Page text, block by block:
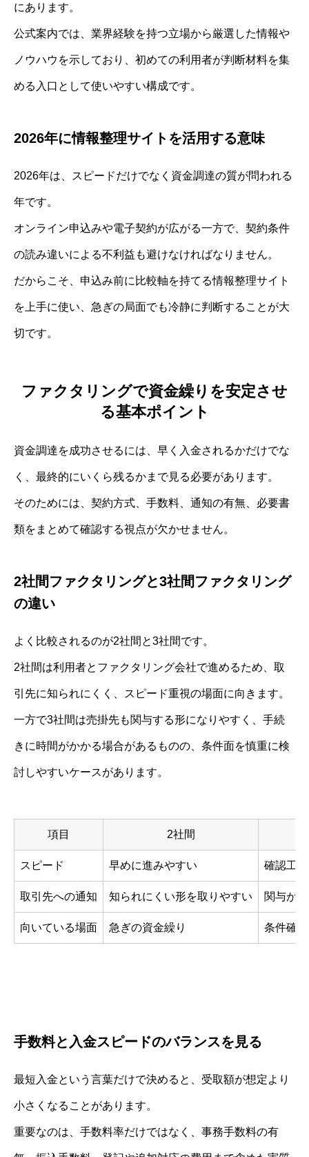
にあります。
公式案内では、業界経験を持つ立場から厳選した情報や
ノウハウを示しており、初めての利用者が判断材料を集
める入口として使いやすい構成です。
2026年に情報整理サイトを活用する意味
2026年は、スピードだけでなく資金調達の質が問われる
年です。
オンライン申込みや電子契約が広がる一方で、契約条件
の読み違いによる不利益も避けなければなりません。
だからこそ、申込み前に比較軸を持てる情報整理サイト
を上手に使い、急ぎの局面でも冷静に判断することが大
切です。
ファクタリングで資金繰りを安定させ
る基本ポイント
資金調達を成功させるには、早く入金されるかだけでな
く、最終的にいくら残るかまで見る必要があります。
そのためには、契約方式、手数料、通知の有無、必要書
類をまとめて確認する視点が欠かせません。
2社間ファクタリングと3社間ファクタリング
の違い
よく比較されるのが2社間と3社間です。
2社間は利用者とファクタリング会社で進めるため、取
引先に知られにくく、スピード重視の場面に向きます。
一方で3社間は売掛先も関与する形になりやすく、手続
きに時間がかかる場合があるものの、条件面を慎重に検
討しやすいケースがあります。
項目 2社間
スピード 早めに進みやすい 確認工
取引先への通知 知られにくい形を取りやすい 関与が
向いている場面 急ぎの資金繰り 条件確
手数料と入金スピードのバランスを見る
最短入金という言葉だけで決めると、受取額が想定より
小さくなることがあります。
重要なのは、手数料率だけではなく、事務手数料の有